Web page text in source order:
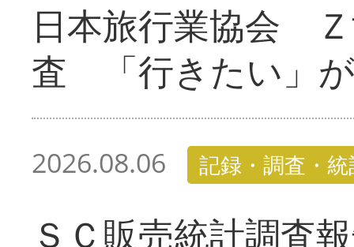
日本旅行業協会
査 「行きたい」
2026.08.06 記録・調査・
ＳＣ販売統計調査